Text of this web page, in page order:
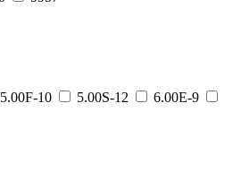
5.00F-10 5.00S-12
6.00E-9